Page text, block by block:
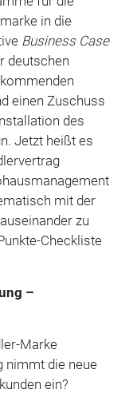
in die
Business Case
deutschen
einen Zuschuss
des
Jetzt heißt es
mit der
zu
Checkliste
–
Marke
nimmt die neue
ein?